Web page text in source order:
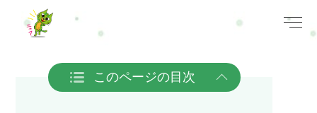
このページの目次